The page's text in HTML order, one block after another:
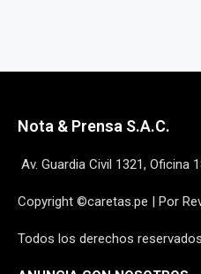
Nota & Prensa S.A.C.
Av. Guardia Civil 1321, Oficina
Copyright ©caretas.pe | Por
Todos los derechos reservados